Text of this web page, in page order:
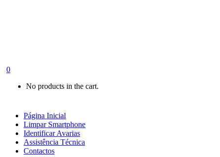
0
No products in the cart.
Página Inicial
Limpar Smartphone
Identificar Avarias
Assistência Técnica
Contactos